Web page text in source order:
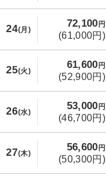
24(月)
72,100 円
(61,000円)
25(火)
61,600 円
(52,900円)
26(水)
53,000 円
(46,700円)
27(木)
56,600 円
(50,300円)